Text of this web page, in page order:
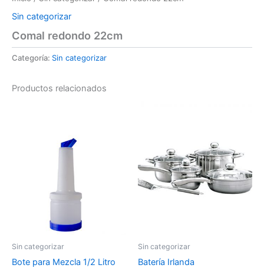
Sin categorizar
Comal redondo 22cm
Categoría: Sin categorizar
Productos relacionados
Sin categorizar
Bote para Mezcla 1/2 Litro
Sin categorizar
Batería Irlanda